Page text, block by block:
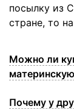
посылку из
стране, то
Можно ли
Почему у